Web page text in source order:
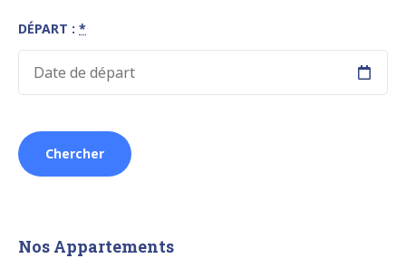
DÉPART : *
Nos Appartements